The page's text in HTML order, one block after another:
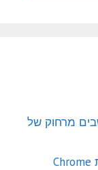
מרחוק של
שירות תיקון מחשבים מרחוק באמצעות Chrome